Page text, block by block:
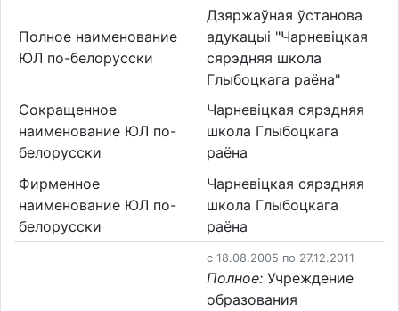
Полное наименование
ЮЛ по-белорусски
Дзяржаўная ўстанова
адукацыі "Чарневіцкая
сярэдняя школа
Глыбоцкага раёна"
Сокращенное
наименование ЮЛ по-
белорусски
Чарневіцкая сярэдняя
школа Глыбоцкага
раёна
Фирменное
наименование ЮЛ по-
белорусски
Чарневіцкая сярэдняя
школа Глыбоцкага
раёна
c 18.08.2005 по 27.12.2011
Полное: Учреждение
образования